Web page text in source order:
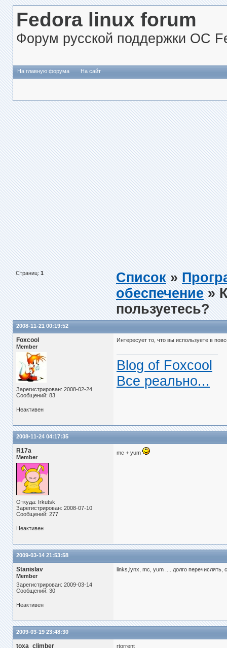
Fedora linux forum
Форум русской поддержки ОС
На главную форума На сайт
Страниц:1 Список»
обеспечение»
пользуетесь?
2008-11-21 00:19:52
Foxcool
Member
Зарегистрирован: 2008-02-24
Сообщений: 83
Интересует то, что вы используете в
Blog of Foxcool
Все реально...
Неактивен
2008-11-24 04:17:35
R17a
Member
Откуда: Irkutsk
Зарегистрирован: 2008-07-10
Сообщений: 277
mc + yum
Неактивен
2009-03-14 21:53:58
Stanislav
Member
Зарегистрирован: 2009-03-14
Сообщений: 30
links,lynx, mc, yum .... долго
Неактивен
2009-03-19 23:48:30
toxa_climber rtorrent